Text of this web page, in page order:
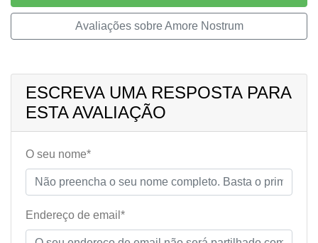
Avaliações sobre Amore Nostrum
ESCREVA UMA RESPOSTA PARA
ESTA AVALIAÇÃO
O seu nome*
Endereço de email*